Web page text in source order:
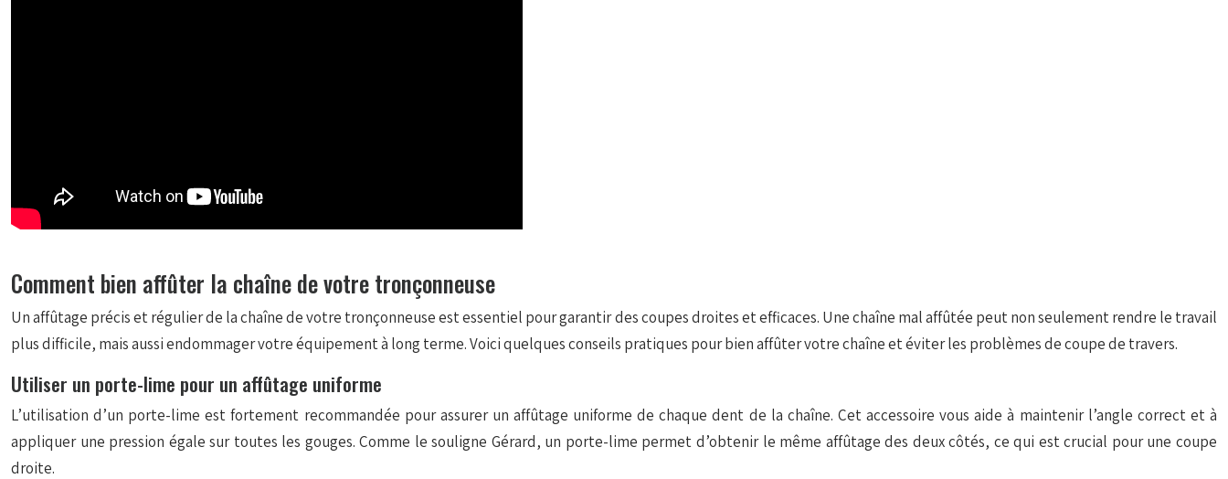
Comment bien affûter la chaîne de votre tronçonneuse
Un affûtage précis et régulier de la chaîne de votre tronçonneuse est essentiel pour garantir des coupes droites et efficaces. Une chaîne mal affûtée peut non seulement rendre le travail
plus difficile, mais aussi endommager votre équipement à long terme. Voici quelques conseils pratiques pour bien affûter votre chaîne et éviter les problèmes de coupe de travers.
Utiliser un porte-lime pour un affûtage uniforme
L’utilisation d’un porte-lime est fortement recommandée pour assurer un affûtage uniforme de chaque dent de la chaîne. Cet accessoire vous aide à maintenir l’angle correct et à
appliquer une pression égale sur toutes les gouges. Comme le souligne Gérard, un porte-lime permet d’obtenir le même affûtage des deux côtés, ce qui est crucial pour une coupe
droite.